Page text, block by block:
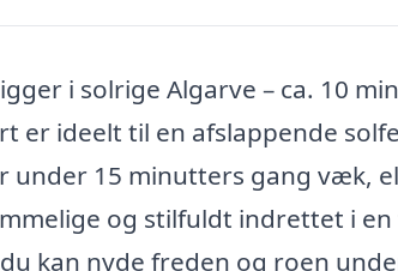
i solrige Algarve – ca. 10
er ideelt til en afslappende
15 minutters gang væk,
og stilfuldt indrettet i
kan nyde freden og roen